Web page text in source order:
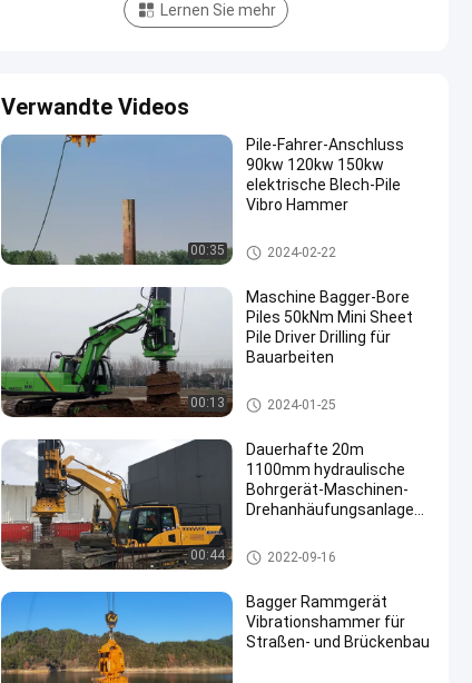
Lernen Sie mehr
Verwandte Videos
00:35
Pile-Fahrer-Anschluss
90kw 120kw 150kw
elektrische Blech-Pile
Vibro Hammer
Stapel-Fahrer Attachment
2024-02-22
00:13
Maschine Bagger-Bore
Piles 50kNm Mini Sheet
Pile Driver Drilling für
Bauarbeiten
Stapel-Fahrer Attachment
2024-01-25
00:44
Dauerhafte 20m
1100mm hydraulische
Bohrgerät-Maschinen-
Drehanhäufungsanlage
Stapel-Fahrer Attachment
2022-09-16
Bagger Rammgerät
Vibrationshammer für
Straßen- und Brückenbau